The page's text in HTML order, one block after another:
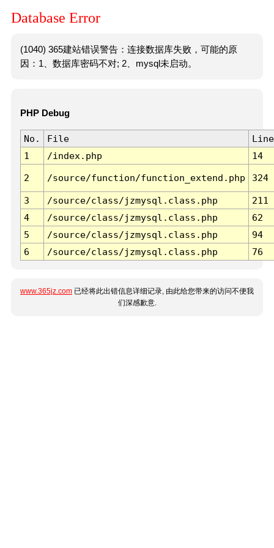
Database Error
(1040) 365建站错误警告：连接数据库失败，可能的原
因：1、数据库密码不对; 2、mysql未启动。
PHP Debug
No. File
Line
1
/index.php 14
2 /source/function/function_extend.php 324
3 /source/class/jzmysql.class.php
211
4
/source/class/jzmysql.class.php
62
5
/source/class/jzmysql.class.php
94
6
/source/class/jzmysql.class.php 76
www.365jz.com 已经将此出错信息详细记录, 由此给您带来的访问不便我
们深感歉意.